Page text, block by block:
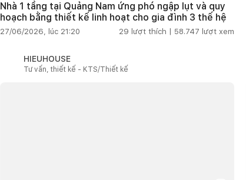
Nhà 1 tầng tại Quảng Nam ứng phó ngập lụt và quy
hoạch bằng thiết kế linh hoạt cho gia đình 3 thế hệ
27/06/2026, lúc 21:20 29 lượt thích | 58.747 lượt xem
HIEUHOUSE
Tư vấn, thiết kế - KTS/Thiết kế